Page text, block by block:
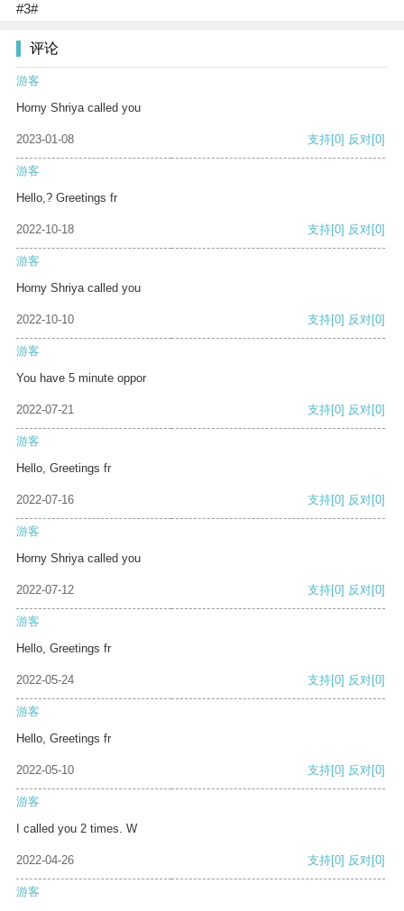
#3#
评论
游客
Horny Shriya called you
2023-01-08 支持[0] 反对[0]
游客
Hello,? Greetings fr
2022-10-18 支持[0] 反对[0]
游客
Horny Shriya called you
2022-10-10 支持[0] 反对[0]
游客
You have 5 minute oppor
2022-07-21 支持[0] 反对[0]
游客
Hello, Greetings fr
2022-07-16 支持[0] 反对[0]
游客
Horny Shriya called you
2022-07-12 支持[0] 反对[0]
游客
Hello, Greetings fr
2022-05-24 支持[0] 反对[0]
游客
Hello, Greetings fr
2022-05-10 支持[0] 反对[0]
游客
I called you 2 times. W
2022-04-26 支持[0] 反对[0]
游客